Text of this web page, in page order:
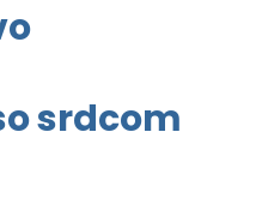
srdcom